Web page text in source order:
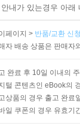
내가 있는경우 아
페이지 > 반품/교환 신
자 배송 상품은 판매자
완료 후 10일 이내의
털 콘텐츠인 eBook의
상품의 경우 출고 완료
일 쿠폰의 경우 유효기